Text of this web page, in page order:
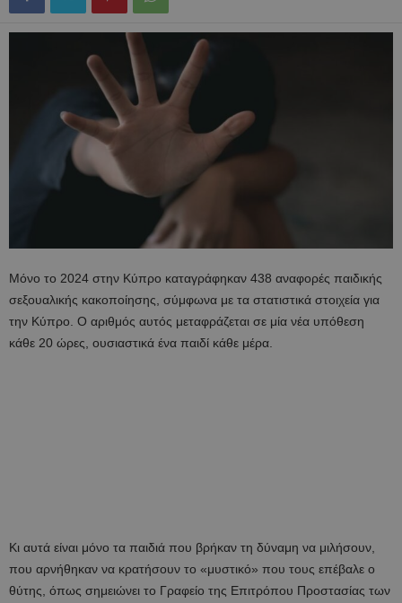
Μόνο το 2024 στην Κύπρο καταγράφηκαν 438 αναφορές παιδικής
σεξουαλικής κακοποίησης, σύμφωνα με τα στατιστικά στοιχεία για
την Κύπρο. Ο αριθμός αυτός μεταφράζεται σε μία νέα υπόθεση
κάθε 20 ώρες, ουσιαστικά ένα παιδί κάθε μέρα.
Κι αυτά είναι μόνο τα παιδιά που βρήκαν τη δύναμη να μιλήσουν,
που αρνήθηκαν να κρατήσουν το «μυστικό» που τους επέβαλε ο
θύτης, όπως σημειώνει το Γραφείο της Επιτρόπου Προστασίας των